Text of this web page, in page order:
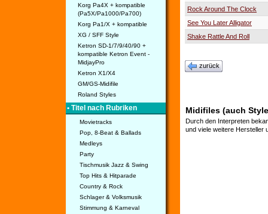
Korg Pa4X + kompatible
(Pa5X/Pa1000/Pa700)
Korg Pa1/X + kompatible
XG / SFF Style
Ketron SD-1/7/9/40/90 +
kompatible Ketron Event -
MidjayPro
Ketron X1/X4
GM/GS-Midifile
Roland Styles
• Titel nach Rubriken
Movietracks
Pop, 8-Beat & Ballads
Medleys
Party
Tischmusik Jazz & Swing
Top Hits & Hitparade
Country & Rock
Schlager & Volksmusik
Stimmung & Karneval
Rock Around The Clock
See You Later Alligator
Shake Rattle And Roll
zurück
Midifiles (auch
Durch den Interpreten
und viele weitere Hersteller